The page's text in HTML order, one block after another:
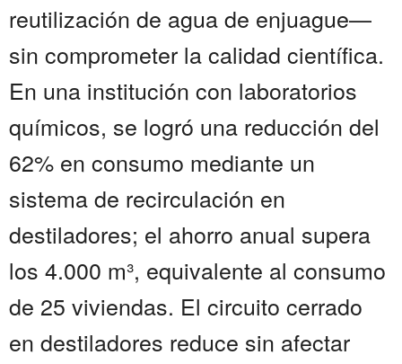
reutilización de agua de enjuague—
sin comprometer la calidad científica.
En una institución con laboratorios
químicos, se logró una reducción del
62% en consumo mediante un
sistema de recirculación en
destiladores; el ahorro anual supera
los 4.000 m³, equivalente al consumo
de 25 viviendas. El circuito cerrado
en destiladores reduce sin afectar